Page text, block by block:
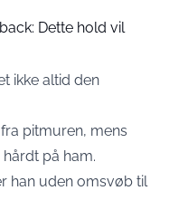
Dette hold vil
ikke altid den
pitmuren, mens
på ham.
han uden omsvøb til